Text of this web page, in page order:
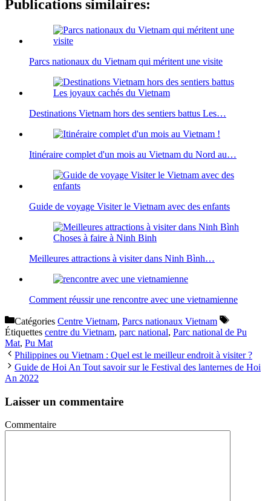
Publications similaires:
Parcs nationaux du Vietnam qui méritent une visite
Destinations Vietnam hors des sentiers battus Les…
Itinéraire complet d'un mois au Vietnam du Nord au…
Guide de voyage Visiter le Vietnam avec des enfants
Meilleures attractions à visiter dans Ninh Bình…
Comment réussir une rencontre avec une vietnamienne
Catégories Centre Vietnam, Parcs nationaux Vietnam
Étiquettes centre du Vietnam, parc national, Parc national de Pu
Mat, Pu Mat
Philippines ou Vietnam : Quel est le meilleur endroit à visiter ?
Guide de Hoi An Tout savoir sur le Festival des lanternes de Hoi
An 2022
Laisser un commentaire
Commentaire